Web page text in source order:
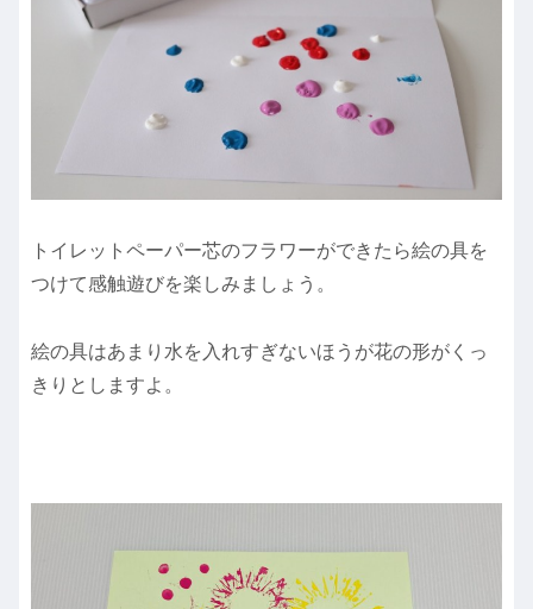
トイレットペーパー芯のフラワーができたら絵の具を
つけて感触遊びを楽しみましょう。
絵の具はあまり水を入れすぎないほうが花の形がくっ
きりとしますよ。